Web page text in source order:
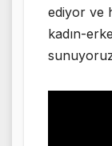
ediyor ve
kadın-